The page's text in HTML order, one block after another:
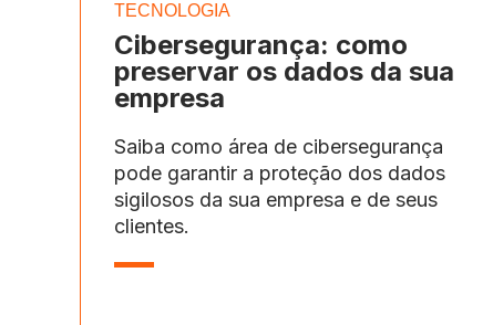
TECNOLOGIA
Cibersegurança: como
preservar os dados da sua
empresa
Saiba como área de cibersegurança
pode garantir a proteção dos dados
sigilosos da sua empresa e de seus
clientes.